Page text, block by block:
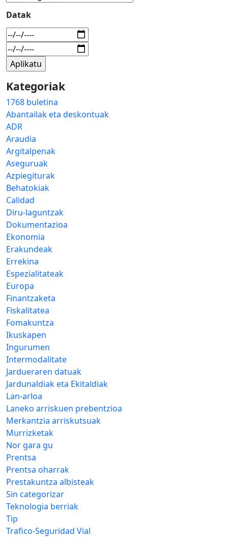
Datak
Kategoriak
1768 buletina
Abantailak eta deskontuak
ADR
Araudia
Argitalpenak
Aseguruak
Azpiegiturak
Behatokiak
Calidad
Diru-laguntzak
Dokumentazioa
Ekonomia
Erakundeak
Errekina
Espezialitateak
Europa
Finantzaketa
Fiskalitatea
Fomakuntza
Ikuskapen
Ingurumen
Intermodalitate
Jardueraren datuak
Jardunaldiak eta Ekitaldiak
Lan-arloa
Laneko arriskuen prebentzioa
Merkantzia arriskutsuak
Murrizketak
Nor gara gu
Prentsa
Prentsa oharrak
Prestakuntza albisteak
Sin categorizar
Teknologia berriak
Tip
Trafico-Seguridad Vial